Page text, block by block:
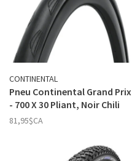
CONTINENTAL
Pneu Continental Grand Prix
- 700 X 30 Pliant, Noir Chili
81,95$CA